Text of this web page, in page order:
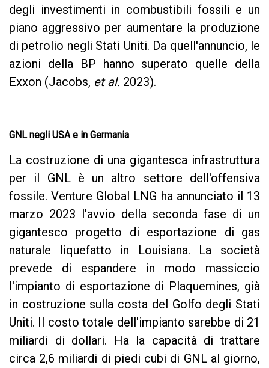
degli investimenti in combustibili fossili e un
piano aggressivo per aumentare la produzione
di petrolio negli Stati Uniti. Da quell'annuncio, le
azioni della BP hanno superato quelle della
Exxon (Jacobs, et al. 2023).
GNL negli USA e in Germania
La costruzione di una gigantesca infrastruttura
per il GNL è un altro settore dell'offensiva
fossile. Venture Global LNG ha annunciato il 13
marzo 2023 l'avvio della seconda fase di un
gigantesco progetto di esportazione di gas
naturale liquefatto in Louisiana. La società
prevede di espandere in modo massiccio
l'impianto di esportazione di Plaquemines, già
in costruzione sulla costa del Golfo degli Stati
Uniti. Il costo totale dell'impianto sarebbe di 21
miliardi di dollari. Ha la capacità di trattare
circa 2,6 miliardi di piedi cubi di GNL al giorno,